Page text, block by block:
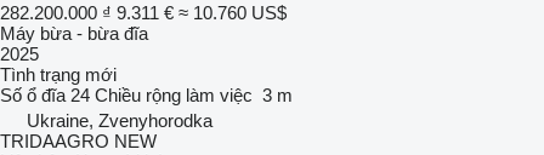
282.200.000 ₫ 9.311 € ≈ 10.760 US$
Máy bừa - bừa đĩa
2025
Tình trạng mới
Số ổ đĩa 24 Chiều rộng làm việc 3 m
Ukraine, Zvenyhorodka
TRIDAAGRO NEW